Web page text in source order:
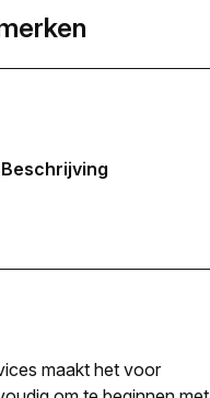
Beschrijving
maakt het voor